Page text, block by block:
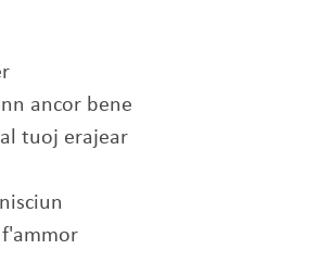
ancor bene
tuoj erajear